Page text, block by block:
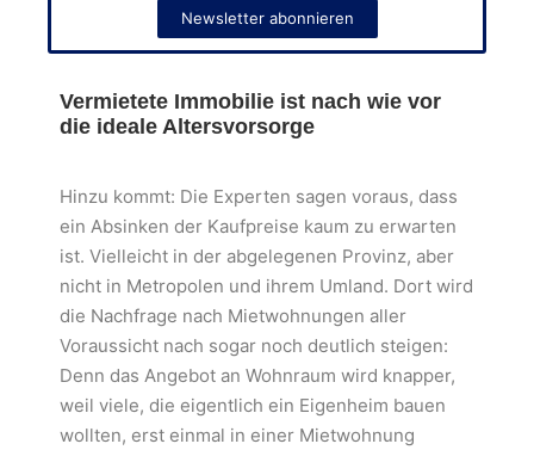
Newsletter abonnieren
Vermietete Immobilie ist nach wie vor
die ideale Altersvorsorge
Hinzu kommt: Die Experten sagen voraus, dass
ein Absinken der Kaufpreise kaum zu erwarten
ist. Vielleicht in der abgelegenen Provinz, aber
nicht in Metropolen und ihrem Umland. Dort wird
die Nachfrage nach Mietwohnungen aller
Voraussicht nach sogar noch deutlich steigen:
Denn das Angebot an Wohnraum wird knapper,
weil viele, die eigentlich ein Eigenheim bauen
wollten, erst einmal in einer Mietwohnung